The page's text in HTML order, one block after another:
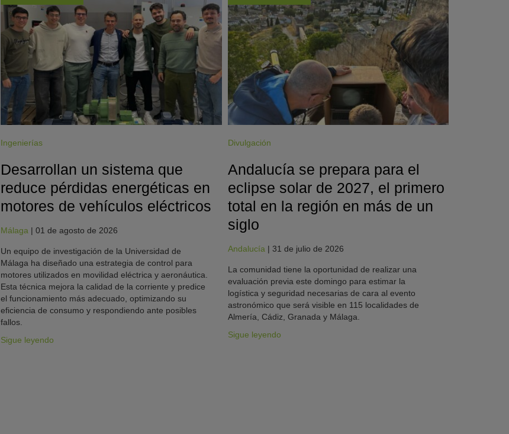
Ingenierías
Desarrollan un sistema que
reduce pérdidas energéticas en
motores de vehículos eléctricos
Málaga |01 de agosto de 2026
Un equipo de investigación de la Universidad de
Málaga ha diseñado una estrategia de control para
motores utilizados en movilidad eléctrica y aeronáutica.
Esta técnica mejora la calidad de la corriente y predice
el funcionamiento más adecuado, optimizando su
eficiencia de consumo y respondiendo ante posibles
fallos.
Sigue leyendo
Divulgación
Andalucía se prepara para el
eclipse solar de 2027, el primero
total en la región en más de un
siglo
Andalucía | 31 de julio de 2026
La comunidad tiene la oportunidad de realizar una
evaluación previa este domingo para estimar la
logística y seguridad necesarias de cara al evento
astronómico que será visible en 115 localidades de
Almería, Cádiz, Granada y Málaga.
Sigue leyendo